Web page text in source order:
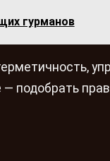
гурманов
— подобрать